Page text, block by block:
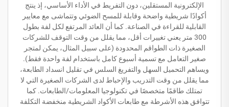
الإلكترونية المستقلين، دون التفريط في الأداء الأساسي، إذ ينتج
أكوادًا شريطية واضحة وقابلة للمسح الضوئي وتتماشى مع معايير
القابلية للقراءة في الصناعة. كما أن العائد المرتفع لكل لفة بطول
300 متر يعني تغييرات أقل، مما يقلل من وقت التوقف للشركات
الصغيرة ذات الطواقم المحدودة (على سبيل المثال، يمكن لمتجر
صغير التعامل مع تسمية أسبوع كامل باستخدام لفة واحدة فقط).
ويساهم التحميل السهل والتفريغ السلس في تقليل انسداد الطابعة،
مما يقلل من وقت التدريب والإحباط لدى الشركات الصغيرة التي لا
تمتلك طاقمًا متخصصًا في تكنولوجيا المعلومات/الطابعات. كما
تتوافق هذه الأشرطة مع طابعات الأكواد الشريطية منخفضة التكلفة